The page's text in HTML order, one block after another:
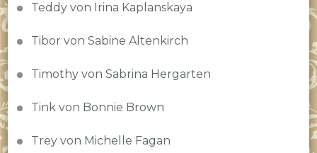
Teddy von Irina Kaplanskaya
Tibor von Sabine Altenkirch
Timothy von Sabrina Hergarten
Tink von Bonnie Brown
Trey von Michelle Fagan